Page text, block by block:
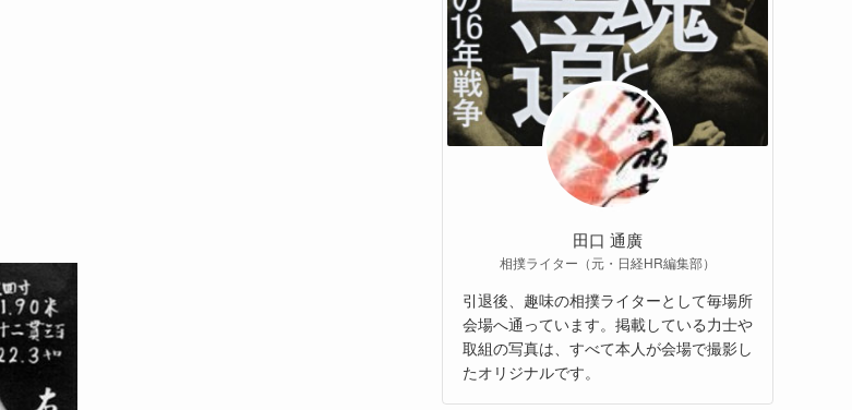
田口 通廣
相撲ライター（元・日経HR編集部）
引退後、趣味の相撲ライターとして毎場所
会場へ通っています。掲載している力士や
取組の写真は、すべて本人が会場で撮影し
たオリジナルです。